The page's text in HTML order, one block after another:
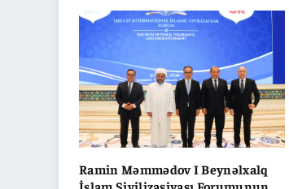
Ramin Məmmədov I Beynəlxalq
İslam Sivilizasiyası Forumunun